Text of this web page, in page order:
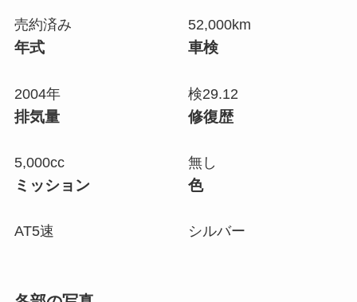
売約済み 52,000km
年式
2004年
車検
検29.12
排気量
5,000cc
修復歴
無し
ミッション
AT5速
色
シルバー